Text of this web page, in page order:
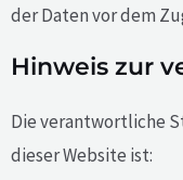
der Daten vor dem
Hinweis zur
Die verantwortliche
dieser Website ist: